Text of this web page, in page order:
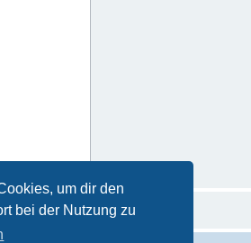
um dir den
bei der Nutzung zu